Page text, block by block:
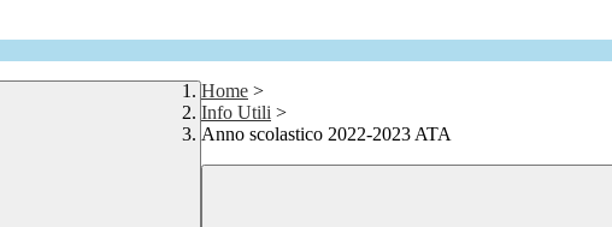
Home >
Info Utili >
Anno scolastico 2022-2023 ATA